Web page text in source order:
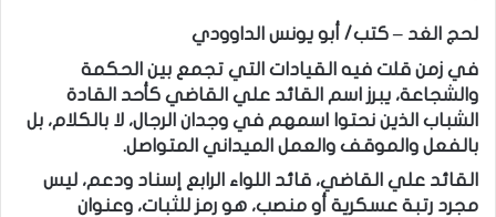
لحج الغد – كتب/ أبو يونس الداوودي
في زمن قلت فيه القيادات التي تجمع بين الحكمة
والشجاعة، يبرز اسم القائد علي القاضي كأحد القادة
الشباب الذين نحتوا اسمهم في وجدان الرجال، لا بالكلام، بل
بالفعل والموقف والعمل الميداني المتواصل.
القائد علي القاضي، قائد اللواء الرابع إسناد ودعم، ليس
مجرد رتبة عسكرية أو منصب، هو رمز للثبات، وعنوان